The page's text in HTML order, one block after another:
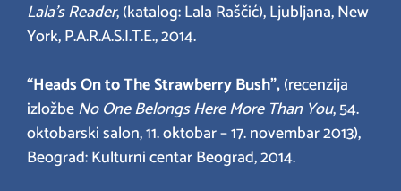
Lala’s Reader, (katalog: Lala Raščić), Ljubljana, New
York, P.A.R.A.S.I.T.E., 2014.
“Heads On to The Strawberry Bush”,(recenzija
izložbeNo One Belongs Here More Than You, 54.
oktobarski salon, 11. oktobar – 17. novembar 2013),
Beograd: Kulturni centar Beograd, 2014.